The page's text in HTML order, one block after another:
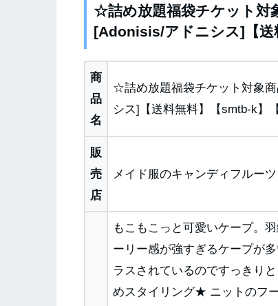
☆詰め放題福袋チケット対
[Adonisis/アドニシス]【送
商
品
名
☆詰め放題福袋チケット対象
シス]【送料無料】【smtb-k】
販
売
店
メイド服のキャンディフルーツ
もこもこっと可愛いケープ。
ーリー感が強すぎるケープが
ラスされているのですっきり
めスタイリング★ ニットのフ